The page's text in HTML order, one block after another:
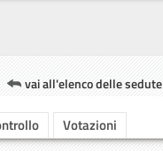
vai all'elenco delle sedute
Votazioni